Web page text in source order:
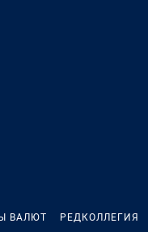
ВАЛЮТ РЕДКОЛЛЕГИЯ